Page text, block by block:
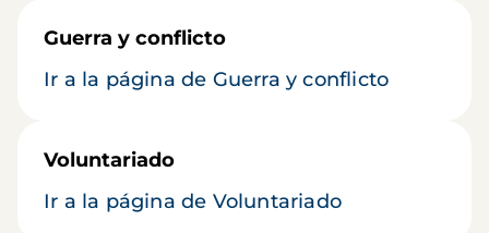
Guerra y conflicto
Ir a la página de Guerra y conflicto
Voluntariado
Ir a la página de Voluntariado